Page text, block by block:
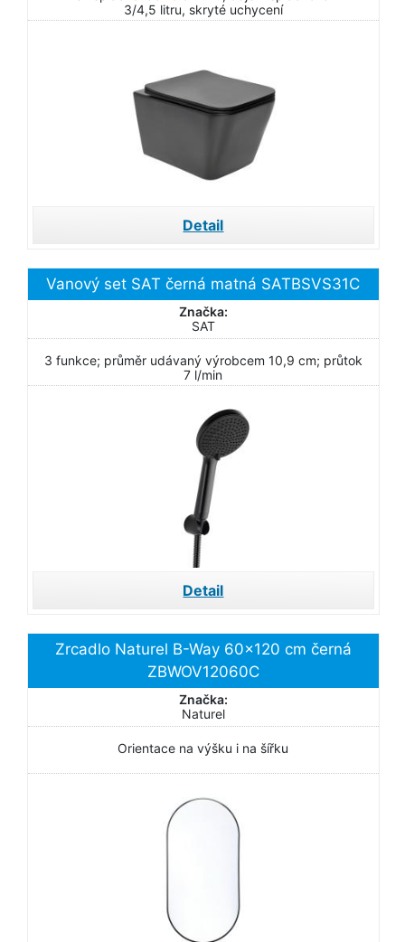
3/4,5 litru, skryté uchycení
Detail
Vanový set SAT černá matná SATBSVS31C
Značka:
SAT
3 funkce; průměr udávaný výrobcem 10,9 cm; průtok
7 l/min
Detail
Zrcadlo Naturel B-Way 60x120 cm černá
ZBWOV12060C
Značka:
Naturel
Orientace na výšku i na šířku